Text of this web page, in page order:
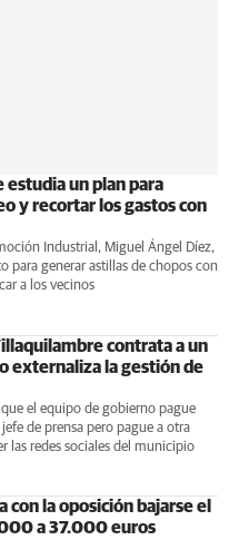
un plan para
y recortar los gastos con
Industrial, Miguel Ángel Díez,
para generar astillas de chopos con
a los vecinos
contrata a un
externaliza la gestión de
el equipo de gobierno pague
de prensa pero pague a otra
las redes sociales del municipio
con la oposición bajarse el
a 37.000 euros